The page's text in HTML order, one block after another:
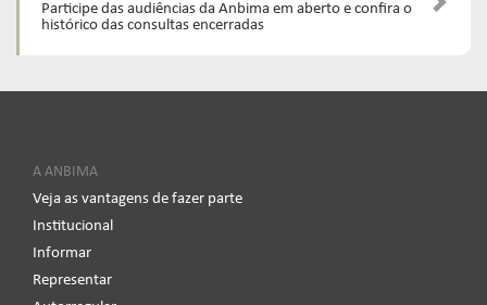
Participe das audiências da Anbima em aberto e confira o
histórico das consultas encerradas
A ANBIMA
Veja as vantagens de fazer parte
Institucional
Informar
Representar